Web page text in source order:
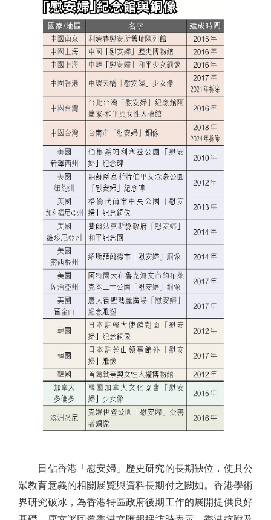
日佔香港「慰安婦」歷史研究的長期缺位，使具公
眾教育意義的相關展覽與資料長期付之闕如。香港學術
界研究破冰，為香港特區政府後期工作的展開提供良好